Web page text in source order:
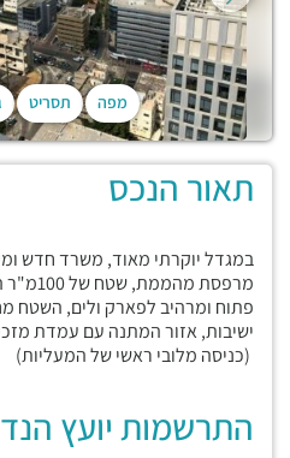
מפה תסריט
תאור הנכס
במגדל יוקרתי מאוד, משרד חדש
פתוח ומרהיב לפארק ולים, השטח
ישיבות, אזור המתנה עם עמדת
(כניסה מלובי ראשי של המעליות)
התרשמות יועץ